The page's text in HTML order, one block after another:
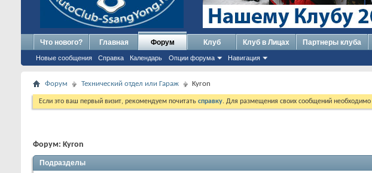
Что нового? Главная Форум
Новые сообщения Справка Календарь Опции форума Навигация
Клуб Клуб в Лицах Партнеры клуба
Форум Технический отдел или Гараж Kyron
Если это ваш первый визит, рекомендуем почитать справку. Для размещения своих сообщений необходимо
Форум: Kyron
Подразделы